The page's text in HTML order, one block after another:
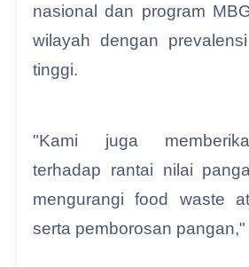
nasional dan program
wilayah dengan
tinggi.
"Kami juga
terhadap rantai nilai
mengurangi food waste
serta pemborosan pangan,"